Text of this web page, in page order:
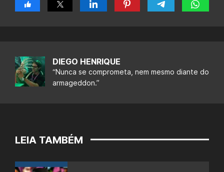
DIEGO HENRIQUE
“Nunca se comprometa, nem mesmo diante do
armageddon.”
LEIA TAMBÉM